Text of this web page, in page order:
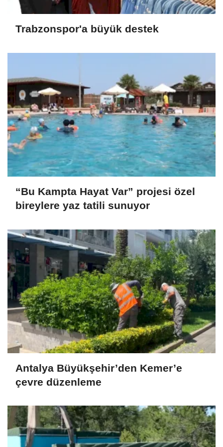
Trabzonspor'a büyük destek
“Bu Kampta Hayat Var” projesi özel
bireylere yaz tatili sunuyor
Antalya Büyükşehir’den Kemer’e
çevre düzenleme